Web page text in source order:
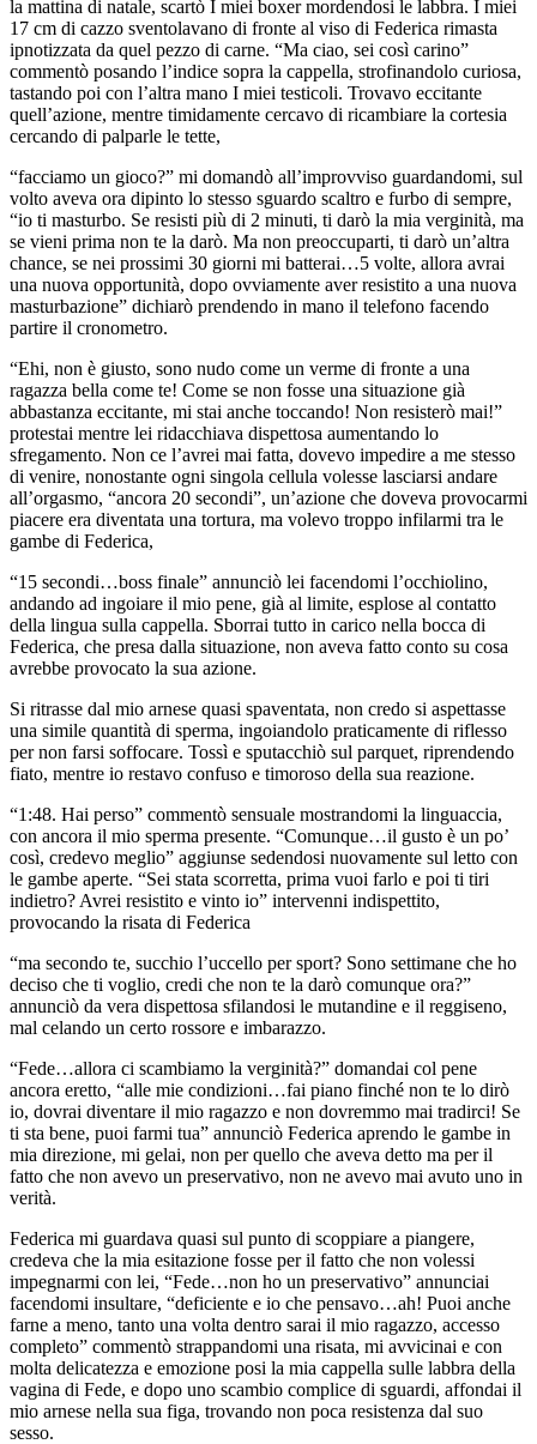
la mattina di natale, scartò I miei boxer mordendosi le labbra. I miei
17 cm di cazzo sventolavano di fronte al viso di Federica rimasta
ipnotizzata da quel pezzo di carne. “Ma ciao, sei così carino”
commentò posando l’indice sopra la cappella, strofinandolo curiosa,
tastando poi con l’altra mano I miei testicoli. Trovavo eccitante
quell’azione, mentre timidamente cercavo di ricambiare la cortesia
cercando di palparle le tette,
“facciamo un gioco?” mi domandò all’improvviso guardandomi, sul
volto aveva ora dipinto lo stesso sguardo scaltro e furbo di sempre,
“io ti masturbo. Se resisti più di 2 minuti, ti darò la mia verginità, ma
se vieni prima non te la darò. Ma non preoccuparti, ti darò un’altra
chance, se nei prossimi 30 giorni mi batterai…5 volte, allora avrai
una nuova opportunità, dopo ovviamente aver resistito a una nuova
masturbazione” dichiarò prendendo in mano il telefono facendo
partire il cronometro.
“Ehi, non è giusto, sono nudo come un verme di fronte a una
ragazza bella come te! Come se non fosse una situazione già
abbastanza eccitante, mi stai anche toccando! Non resisterò mai!”
protestai mentre lei ridacchiava dispettosa aumentando lo
sfregamento. Non ce l’avrei mai fatta, dovevo impedire a me stesso
di venire, nonostante ogni singola cellula volesse lasciarsi andare
all’orgasmo, “ancora 20 secondi”, un’azione che doveva provocarmi
piacere era diventata una tortura, ma volevo troppo infilarmi tra le
gambe di Federica,
“15 secondi…boss finale” annunciò lei facendomi l’occhiolino,
andando ad ingoiare il mio pene, già al limite, esplose al contatto
della lingua sulla cappella. Sborrai tutto in carico nella bocca di
Federica, che presa dalla situazione, non aveva fatto conto su cosa
avrebbe provocato la sua azione.
Si ritrasse dal mio arnese quasi spaventata, non credo si aspettasse
una simile quantità di sperma, ingoiandolo praticamente di riflesso
per non farsi soffocare. Tossì e sputacchiò sul parquet, riprendendo
fiato, mentre io restavo confuso e timoroso della sua reazione.
“1:48. Hai perso” commentò sensuale mostrandomi la linguaccia,
con ancora il mio sperma presente. “Comunque…il gusto è un po’
così, credevo meglio” aggiunse sedendosi nuovamente sul letto con
le gambe aperte. “Sei stata scorretta, prima vuoi farlo e poi ti tiri
indietro? Avrei resistito e vinto io” intervenni indispettito,
provocando la risata di Federica
“ma secondo te, succhio l’uccello per sport? Sono settimane che ho
deciso che ti voglio, credi che non te la darò comunque ora?”
annunciò da vera dispettosa sfilandosi le mutandine e il reggiseno,
mal celando un certo rossore e imbarazzo.
“Fede…allora ci scambiamo la verginità?” domandai col pene
ancora eretto, “alle mie condizioni…fai piano finché non te lo dirò
io, dovrai diventare il mio ragazzo e non dovremmo mai tradirci! Se
ti sta bene, puoi farmi tua” annunciò Federica aprendo le gambe in
mia direzione, mi gelai, non per quello che aveva detto ma per il
fatto che non avevo un preservativo, non ne avevo mai avuto uno in
verità.
Federica mi guardava quasi sul punto di scoppiare a piangere,
credeva che la mia esitazione fosse per il fatto che non volessi
impegnarmi con lei, “Fede…non ho un preservativo” annunciai
facendomi insultare, “deficiente e io che pensavo…ah! Puoi anche
farne a meno, tanto una volta dentro sarai il mio ragazzo, accesso
completo” commentò strappandomi una risata, mi avvicinai e con
molta delicatezza e emozione posi la mia cappella sulle labbra della
vagina di Fede, e dopo uno scambio complice di sguardi, affondai il
mio arnese nella sua figa, trovando non poca resistenza dal suo
sesso.